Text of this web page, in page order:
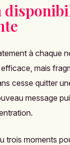
à chaque
efficace, mais
cesse quitter
message
trois moments